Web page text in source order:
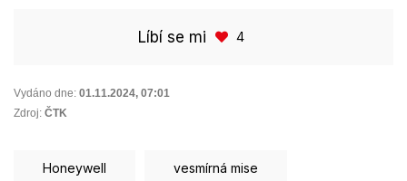
Líbí se mi 4
Vydáno dne: 01.11.2024, 07:01
Zdroj: ČTK
Honeywell vesmírná mise